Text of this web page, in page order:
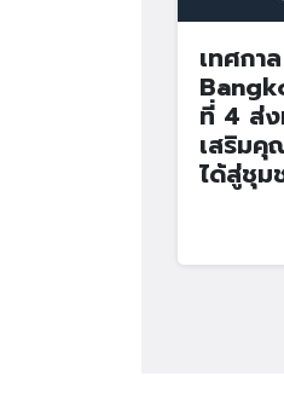
เทศกา
ที่ 4 ส่
เสริมคุ
ได้สู่ชุม